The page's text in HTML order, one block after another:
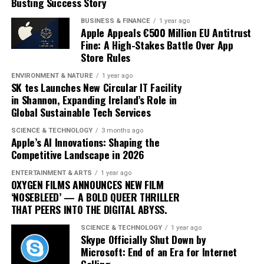
dynamics will likely shift, favoring those who can adapt
quickly to technological changes. The ongoing
integration of AI into cryptocurrency trading not only
heralds a new era of financial innovation but also
underscores the transformative power of technology in
shaping the future of finance.
significantly across regions and sectors, leading to
confusion and inconsistency. This lack of clarity can
result in greenwashing, where investments are
marketed as sustainable without meeting rigorous
environmental criteria. The absence of a unified
taxonomy complicates efforts to assess and compare
the sustainability of different financial products.
Moreover, the transition to green finance is hindered by
the existing financial infrastructure. Traditional
financial systems are deeply entrenched, often
prioritizing short-term gains over long-term
sustainability. This systemic inertia makes it difficult for
green initiatives to gain a foothold. Additionally, many
investors are still skeptical about the profitability of
sustainable investments, perceiving them as risky or less
lucrative compared to conventional options.
BUSINESS & FINANCE 1 year ago
Apple Appeals €500 Million EU Antitrust
Fine: A High-Stakes Battle Over App
Store Rules
ENVIRONMENT & NATURE 1 year ago
SK tes Launches New Circular IT Facility
in Shannon, Expanding Ireland’s Role in
Global Sustainable Tech Services
SCIENCE & TECHNOLOGY 3 months ago
Apple’s AI Innovations: Shaping the
Competitive Landscape in 2026
ENTERTAINMENT & ARTS 1 year ago
OXYGEN FILMS ANNOUNCES NEW FILM
‘NOSEBLEED’ — A BOLD QUEER THRILLER
THAT PEERS INTO THE DIGITAL ABYSS.
SCIENCE & TECHNOLOGY 1 year ago
Skype Officially Shut Down by
Microsoft: End of an Era for Internet